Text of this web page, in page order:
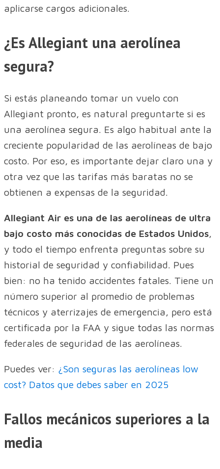
aplicarse cargos adicionales.
¿Es Allegiant una aerolínea
segura?
Si estás planeando tomar un vuelo con
Allegiant pronto, es natural preguntarte si es
una aerolínea segura. Es algo habitual ante la
creciente popularidad de las aerolíneas de bajo
costo. Por eso, es importante dejar claro una y
otra vez que las tarifas más baratas no se
obtienen a expensas de la seguridad.
Allegiant Air es una de las aerolíneas de ultra
bajo costo más conocidas de Estados Unidos,
y todo el tiempo enfrenta preguntas sobre su
historial de seguridad y confiabilidad. Pues
bien: no ha tenido accidentes fatales. Tiene un
número superior al promedio de problemas
técnicos y aterrizajes de emergencia, pero está
certificada por la FAA y sigue todas las normas
federales de seguridad de las aerolíneas.
Puedes ver: ¿Son seguras las aerolíneas low
cost? Datos que debes saber en 2025
Fallos mecánicos superiores a la
media